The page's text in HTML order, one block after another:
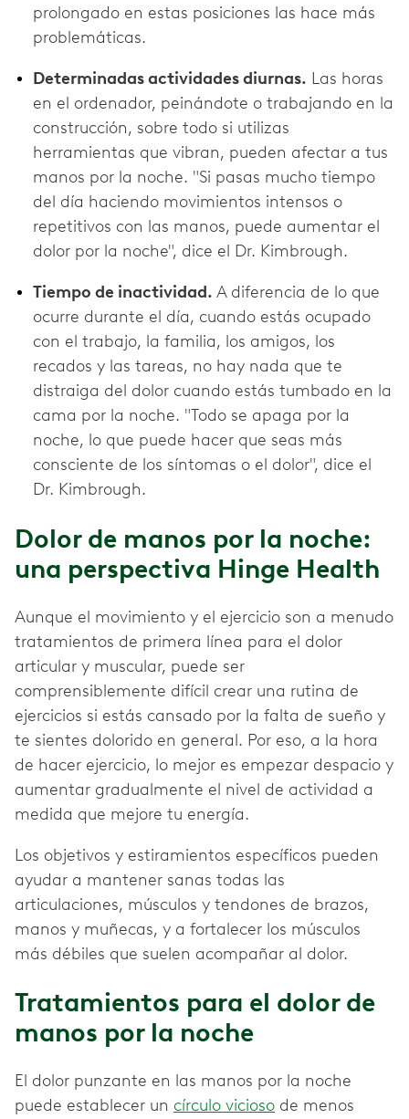
prolongado en estas posiciones las hace más
problemáticas.
Determinadas actividades diurnas. Las horas
en el ordenador, peinándote o trabajando en la
construcción, sobre todo si utilizas
herramientas que vibran, pueden afectar a tus
manos por la noche. "Si pasas mucho tiempo
del día haciendo movimientos intensos o
repetitivos con las manos, puede aumentar el
dolor por la noche", dice el Dr. Kimbrough.
Tiempo de inactividad. A diferencia de lo que
ocurre durante el día, cuando estás ocupado
con el trabajo, la familia, los amigos, los
recados y las tareas, no hay nada que te
distraiga del dolor cuando estás tumbado en la
cama por la noche. "Todo se apaga por la
noche, lo que puede hacer que seas más
consciente de los síntomas o el dolor", dice el
Dr. Kimbrough.
Dolor de manos por la noche:
una perspectiva Hinge Health
Aunque el movimiento y el ejercicio son a menudo
tratamientos de primera línea para el dolor
articular y muscular, puede ser
comprensiblemente difícil crear una rutina de
ejercicios si estás cansado por la falta de sueño y
te sientes dolorido en general. Por eso, a la hora
de hacer ejercicio, lo mejor es empezar despacio y
aumentar gradualmente el nivel de actividad a
medida que mejore tu energía.
Los objetivos y estiramientos específicos pueden
ayudar a mantener sanas todas las
articulaciones, músculos y tendones de brazos,
manos y muñecas, y a fortalecer los músculos
más débiles que suelen acompañar al dolor.
Tratamientos para el dolor de
manos por la noche
El dolor punzante en las manos por la noche
puede establecer un círculo vicioso de menos